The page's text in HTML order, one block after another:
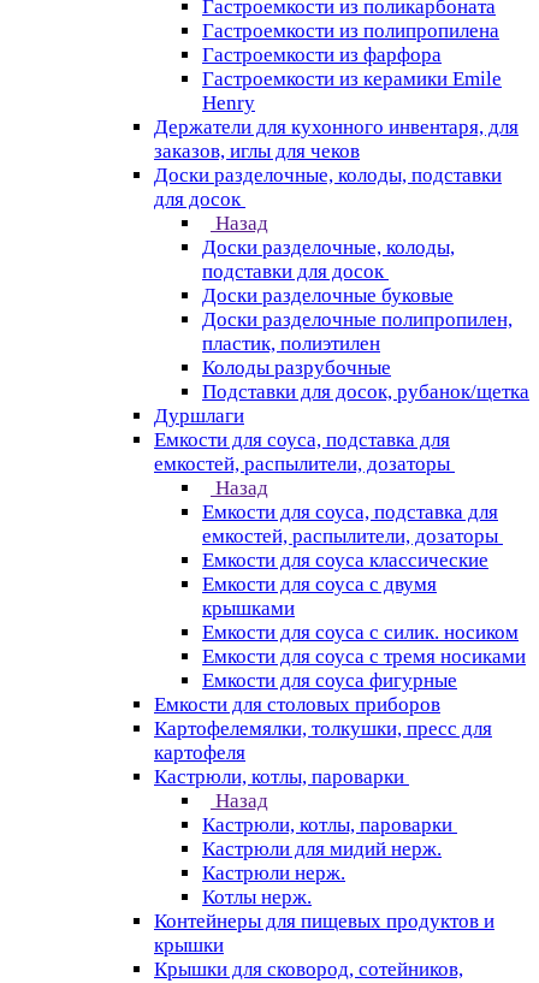
Гастроемкости из поликарбоната
Гастроемкости из полипропилена
Гастроемкости из фарфора
Гастроемкости из керамики Emile
Henry
Держатели для кухонного инвентаря, для
заказов, иглы для чеков
Доски разделочные, колоды, подставки
для досок
Назад
Доски разделочные, колоды,
подставки для досок
Доски разделочные буковые
Доски разделочные полипропилен,
пластик, полиэтилен
Колоды разрубочные
Подставки для досок, рубанок/щетка
Дуршлаги
Емкости для соуса, подставка для
емкостей, распылители, дозаторы
Назад
Емкости для соуса, подставка для
емкостей, распылители, дозаторы
Емкости для соуса классические
Емкости для соуса с двумя
крышками
Емкости для соуса с силик. носиком
Емкости для соуса с тремя носиками
Емкости для соуса фигурные
Емкости для столовых приборов
Картофелемялки, толкушки, пресс для
картофеля
Кастрюли, котлы, пароварки
Назад
Кастрюли, котлы, пароварки
Кастрюли для мидий нерж.
Кастрюли нерж.
Котлы нерж.
Контейнеры для пищевых продуктов и
крышки
Крышки для сковород, сотейников,